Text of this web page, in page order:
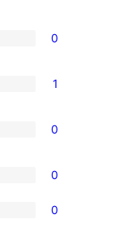
0
1
0
0
0